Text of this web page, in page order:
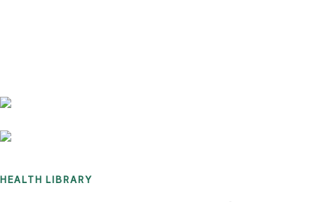
HEALTH LIBRARY